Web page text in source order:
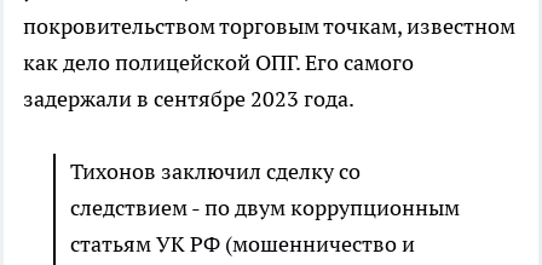
покровительством торговым точкам, известном
как дело полицейской ОПГ. Его самого
задержали в сентябре 2023 года.
Тихонов заключил сделку со
следствием - по двум коррупционным
статьям УК РФ (мошенничество и